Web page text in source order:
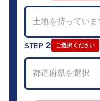
土地を持っていま
STEP2 ご選択ください
都道府県を選択